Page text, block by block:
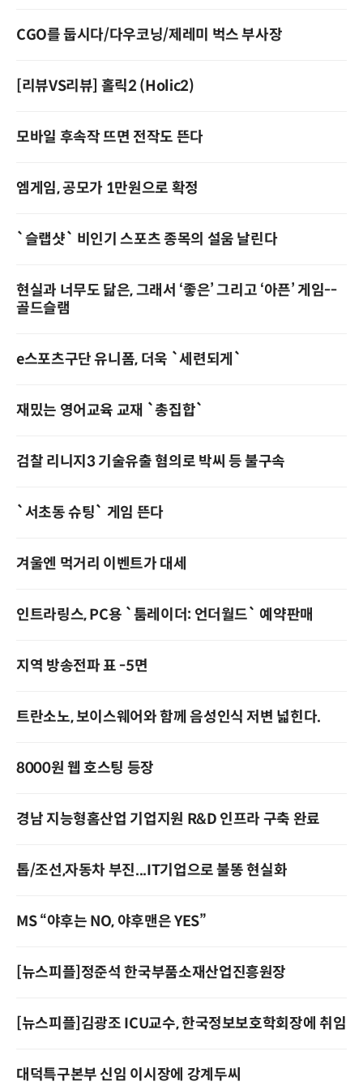
CGO를 둡시다/다우코닝/제레미 벅스 부사장
[리뷰VS리뷰] 홀릭2 (Holic2)
모바일 후속작 뜨면 전작도 뜬다
엠게임, 공모가 1만원으로 확정
`슬랩샷` 비인기 스포츠 종목의 설움 날린다
현실과 너무도 닮은, 그래서 ‘좋은’ 그리고 ‘아픈’ 게임--
골드슬램
e스포츠구단 유니폼, 더욱 `세련되게`
재밌는 영어교육 교재 `총집합`
검찰 리니지3 기술유출 혐의로 박씨 등 불구속
`서초동 슈팅` 게임 뜬다
겨울엔 먹거리 이벤트가 대세
인트라링스, PC용 `툼레이더: 언더월드` 예약판매
지역 방송전파 표 -5면
트란소노, 보이스웨어와 함께 음성인식 저변 넓힌다.
8000원 웹 호스팅 등장
경남 지능형홈산업 기업지원 R&D 인프라 구축 완료
톱/조선,자동차 부진...IT기업으로 불똥 현실화
MS “야후는 NO, 야후맨은 YES”
[뉴스피플]정준석 한국부품소재산업진흥원장
[뉴스피플]김광조 ICU교수, 한국정보보호학회장에 취임
대덕특구본부 신임 이시장에 강계두씨